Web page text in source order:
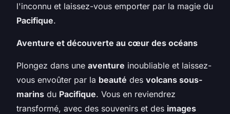
l'inconnu et laissez-vous emporter par la magie du
Pacifique.
Aventure et découverte au cœur des océans
Plongez dans une aventure inoubliable et laissez-
vous envoûter par la beauté des volcans sous-
marins du Pacifique. Vous en reviendrez
transformé, avec des souvenirs et des images